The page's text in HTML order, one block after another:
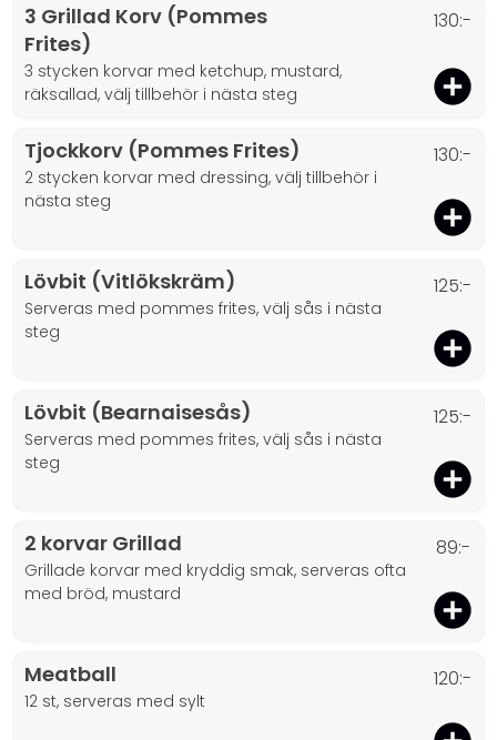
3 Grillad Korv (Pommes
Frites)
3 stycken korvar med ketchup, mustard,
räksallad, välj tillbehör i nästa steg
130:-
Tjockkorv (Pommes Frites)
2 stycken korvar med dressing, välj tillbehör i
nästa steg
130:-
Lövbit (Vitlökskräm)
serveras med pommes frites, välj sås i nästa
steg
125:-
Lövbit (Bearnaisesås)
serveras med pommes frites, välj sås i nästa
steg
125:-
2 korvar Grillad
grillade korvar med kryddig smak, serveras ofta
med bröd, mustard
89:-
Meatball
12 st, serveras med sylt
120:-